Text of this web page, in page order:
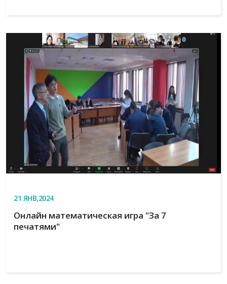
21 ЯНВ,2024
Онлайн математическая игра "За 7
печатями"